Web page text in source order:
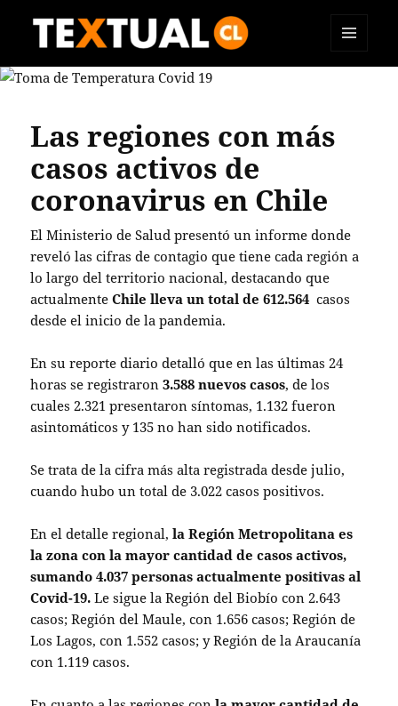
TEXTUAL
Las regiones con más
casos activos de
coronavirus en Chile
El Ministerio de Salud presentó un informe donde
reveló las cifras de contagio que tiene cada región a
lo largo del territorio nacional, destacando que
actualmenteChile lleva un total de 612.564 casos
desde el inicio de la pandemia.
En su reporte diario detalló que en las últimas 24
horas se registraron3.588 nuevos casos, de los
cuales 2.321 presentaron síntomas, 1.132 fueron
asintomáticos y 135 no han sido notificados.
Se trata de la cifra más alta registrada desde julio,
cuando hubo un total de 3.022 casos positivos.
En el detalle regional,la Región Metropolitana es
la zona con la mayor cantidad de casos activos,
sumando 4.037 personas actualmente positivas al
Covid-19. Le sigue la Región del Biobío con 2.643
casos; Región del Maule, con 1.656 casos; Región de
Los Lagos, con 1.552 casos; y Región de la Araucanía
con 1.119 casos.